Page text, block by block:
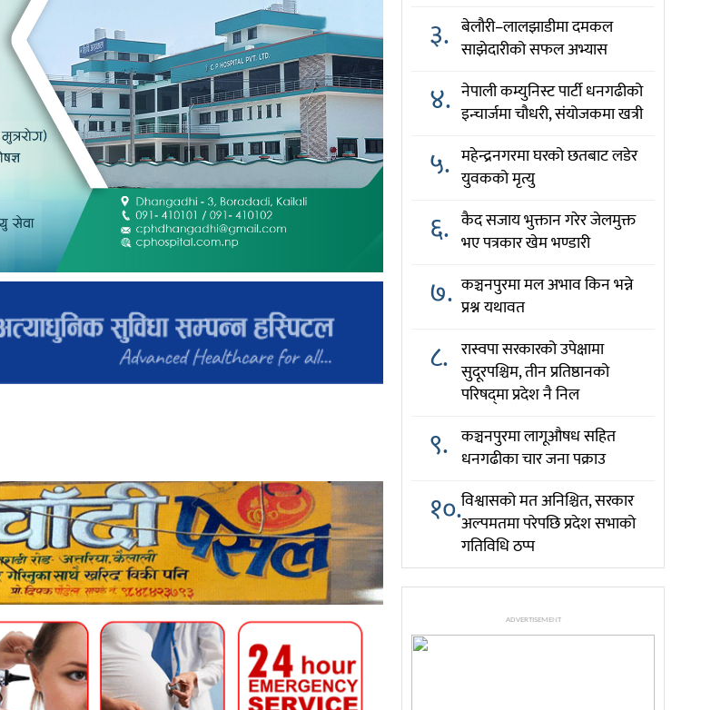
३. बेलौरी–लालझाडीमा दमकल
साझेदारीको सफल अभ्यास
४. नेपाली कम्युनिस्ट पार्टी धनगढीको
इन्चार्जमा चौधरी, संयोजकमा खत्री
५. महेन्द्रनगरमा घरको छतबाट लडेर
युवकको मृत्यु
६. कैद सजाय भुक्तान गरेर जेलमुक्त
भए पत्रकार खेम भण्डारी
७. कञ्चनपुरमा मल अभाव किन भन्ने
प्रश्न यथावत
८. रास्वपा सरकारको उपेक्षामा
सुदूरपश्चिम, तीन प्रतिष्ठानको
परिषद्‌मा प्रदेश नै निल
९. कञ्चनपुरमा लागूऔषध सहित
धनगढीका चार जना पक्राउ
१०.विश्वासको मत अनिश्चित, सरकार
अल्पमतमा परेपछि प्रदेश सभाको
गतिविधि ठप्प
ADVERTISEMENT